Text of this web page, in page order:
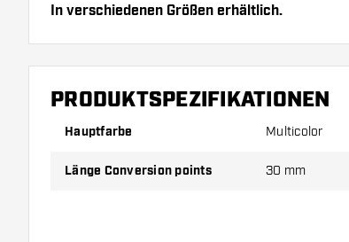
In verschiedenen Größen erhältlich.
PRODUKTSPEZIFIKATIONEN
Hauptfarbe Multicolor
Länge Conversion points 30 mm